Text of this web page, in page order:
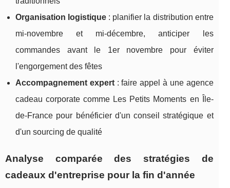
Organisation logistique : planifier la distribution entre
mi-novembre et mi-décembre, anticiper les
commandes avant le 1er novembre pour éviter
l'engorgement des fêtes
Accompagnement expert: faire appel à une agence
cadeau corporate comme Les Petits Moments en Île-
de-France pour bénéficier d'un conseil stratégique et
d'un sourcing de qualité
Analyse comparée des stratégies de
cadeaux d'entreprise pour la fin d'année